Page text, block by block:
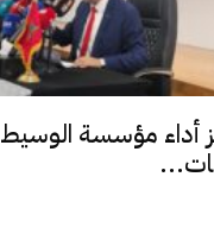
أداء مؤسسة الوسيط